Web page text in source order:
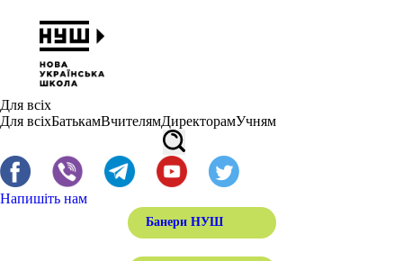
Для всіх
Для всіхБатькамВчителямДиректорамУчням
Напишіть нам
Банери НУШ